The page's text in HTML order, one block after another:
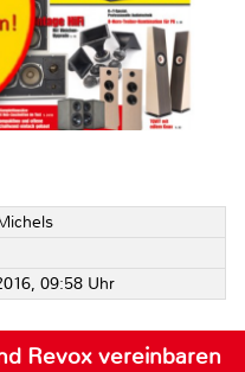
09:58 Uhr
Revox vereinbaren